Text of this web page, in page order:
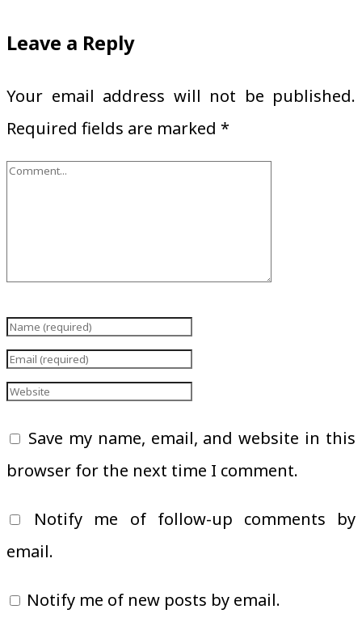
Leave a Reply
Your email address will not be published.
Required fields are marked *
Save my name, email, and website in this
browser for the next time I comment.
Notify me of follow-up comments by
email.
Notify me of new posts by email.